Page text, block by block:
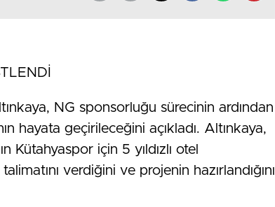
NG sponsorluğu sürecinin ardından
hayata geçirileceğini açıkladı. Altınkaya,
Kütahyaspor için 5 yıldızlı otel
verdiğini ve projenin hazırlandığını